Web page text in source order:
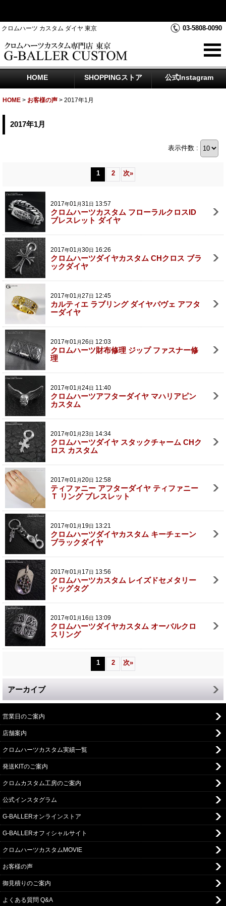
クロムハーツ カスタム ダイヤ 東京 03-5808-0090
HOME SHOPPINGストア 公式Instagram
HOME > お客様の声 > 2017年1月
2017年1月
表示件数 :
1 2 次»
2017年01月 31 日 13:57
クロムハーツカスタム フローラルクロスID
ブレスレット ダイヤ
2017年01月 30日 16:26
クロムハーツダイヤカスタム CHクロス ブラ
ックダイヤ
2017年01月 27 日 12:45
カルティエ ラブリング ダイヤパヴェ アフタ
ーダイヤ
2017年01月 26 日 12:03
クロムハーツ財布修理 ジップ ファスナー修
理
2017年01月 24日 11:40
クロムハーツアフターダイヤ マハリアピン
カスタム
2017年01月 23日 14:34
クロムハーツダイヤ スタックチャーム CHク
ロス カスタム
2017年01月 20日 12:58
ティファニー アフターダイヤ ティファニー
Ｔ リング ブレスレット
2017年01月 19日 13:21
クロムハーツダイヤカスタム キーチェーン
ブラックダイヤ
2017年01月 17 日 13:56
クロムハーツカスタム レイズドセメタリー
ドッグタグ
2017年01月 16 日 13:09
クロムハーツダイヤカスタム オーバルクロ
スリング
1 2 次»
アーカイブ
営業日のご案内
店舗案内
クロムハーツカスタム実績一覧
発送KITのご案内
クロムカスタム工房のご案内
公式インスタグラム
G-BALLERオンラインストア
G-BALLERオフィシャルサイト
クロムハーツカスタムMOVIE
お客様の声
御見積りのご案内
よくある質問 Q&A